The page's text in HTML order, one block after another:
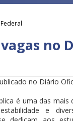
no
no Diário
é uma das mais
e